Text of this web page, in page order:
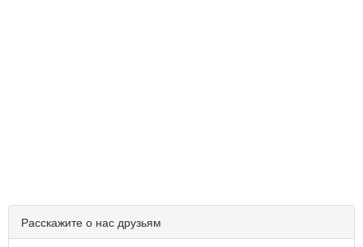
Расскажите о нас друзьям